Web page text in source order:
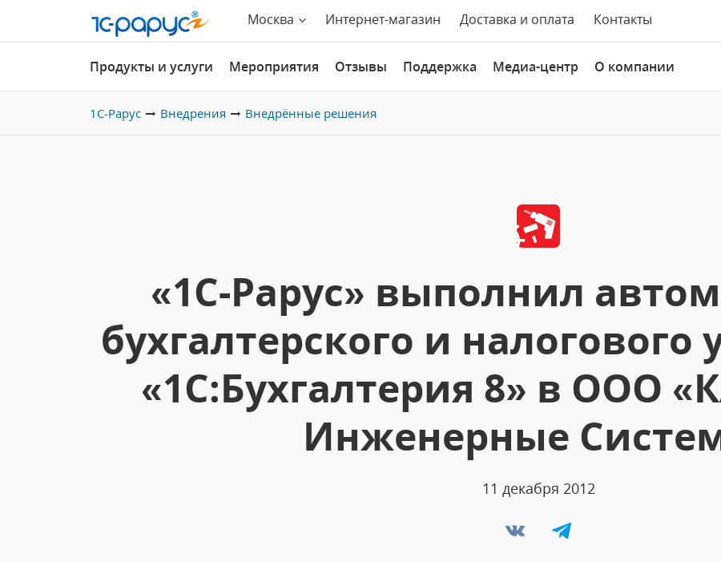
Москва Интернет-магазин Доставка и оплата Контакты
Продукты и услуги Мероприятия Отзывы Поддержка Медиа-центр О компании
1С-Рарус Внедрения Внедрённые решения
«1С-Рарус» выполнил
бухгалтерского и налогового
«1С:Бухгалтерия 8» в ООО
Инженерные
11 декабря 2012